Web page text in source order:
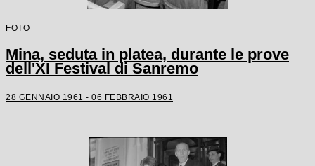
FOTO
Mina, seduta in platea, durante le prove
dell'XI Festival di Sanremo
28 GENNAIO 1961 - 06 FEBBRAIO 1961